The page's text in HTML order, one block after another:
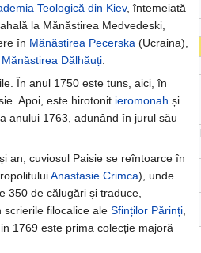
Teologică din Kiev, întemeiată
la Mănăstirea Medvedeski,
în Mănăstirea Pecerska (Ucraina),
Mănăstirea Dălhăuți
În anul 1750 este tuns, aici, în
Apoi, este hirotonit ieromonah și
anului 1763, adunând în jurul său
an, cuviosul Paisie se reîntoarce în
Anastasie Crimca), unde
350 de călugări și traduce,
filocalice ale Sfinților Părinți
1769 este prima colecție majoră